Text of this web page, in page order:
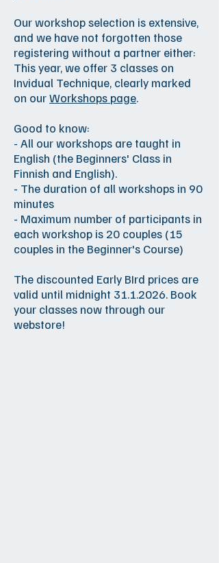
Our workshop selection is extensive,
and we have not forgotten those
registering without a partner either:
This year, we offer 3 classes on
Invidual Technique, clearly marked
on ourWorkshops page.
Good to know:
- All our workshops are taught in
English (the Beginners' Class in
Finnish and English).
- The duration of all workshops in 90
minutes
- Maximum number of participants in
each workshop is 20 couples (15
couples in the Beginner's Course)
The discounted Early BIrd prices are
valid until midnight 31.1.2026. Book
your classes now through our
webstore!